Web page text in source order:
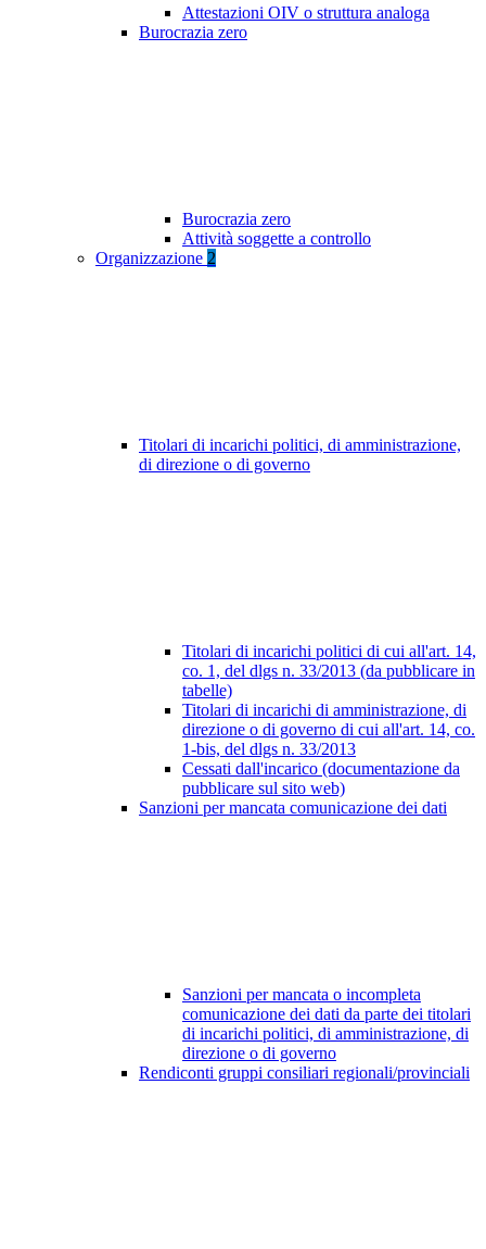
Attestazioni OIV o struttura analoga
Burocrazia zero
Burocrazia zero
Attività soggette a controllo
Organizzazione 2
Titolari di incarichi politici, di amministrazione,
di direzione o di governo
Titolari di incarichi politici di cui all'art. 14,
co. 1, del dlgs n. 33/2013 (da pubblicare in
tabelle)
Titolari di incarichi di amministrazione, di
direzione o di governo di cui all'art. 14, co.
1-bis, del dlgs n. 33/2013
Cessati dall'incarico (documentazione da
pubblicare sul sito web)
Sanzioni per mancata comunicazione dei dati
Sanzioni per mancata o incompleta
comunicazione dei dati da parte dei titolari
di incarichi politici, di amministrazione, di
direzione o di governo
Rendiconti gruppi consiliari regionali/provinciali